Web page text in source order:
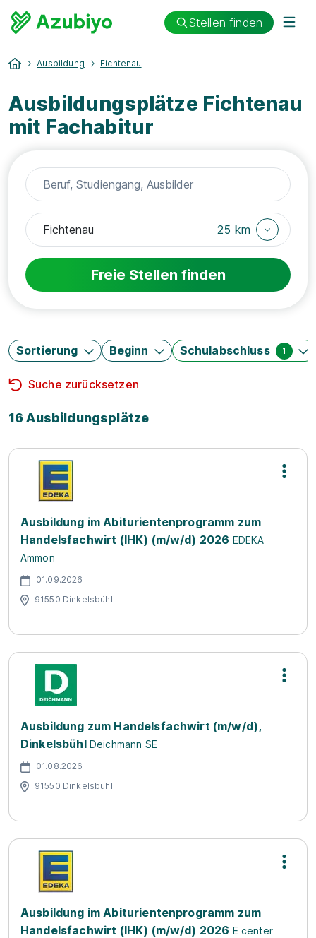
Stellen finden
Ausbildung Fichtenau
Ausbildungsplätze Fichtenau
mit Fachabitur
25 km
Freie Stellen finden
Sortierung Beginn Schulabschluss 1
Suche zurücksetzen
16 Ausbildungsplätze
Ausbildung im Abiturientenprogramm zum
Handelsfachwirt (IHK) (m/w/d) 2026 EDEKA
Ammon
01.09.2026
91550 Dinkelsbühl
Ausbildung zum Handelsfachwirt (m/w/d),
Dinkelsbühl Deichmann SE
01.08.2026
91550 Dinkelsbühl
Ausbildung im Abiturientenprogramm zum
Handelsfachwirt (IHK) (m/w/d) 2026 E center